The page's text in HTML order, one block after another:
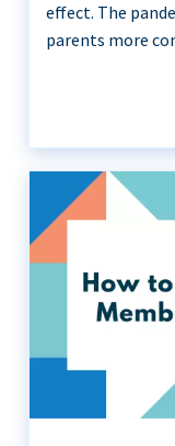
effect. The
parents more